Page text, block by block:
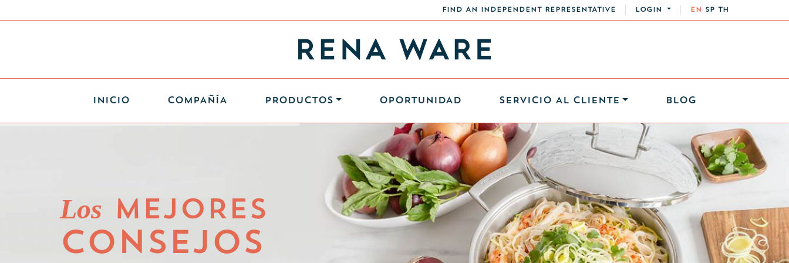
FIND AN INDEPENDENT REPRESENTATIVE LOGIN EN SP TH
INICIO COMPAÑÍA PRODUCTOS OPORTUNIDAD SERVICIO AL CLIENTE BLOG
Los MEJORES
CONSEJOS